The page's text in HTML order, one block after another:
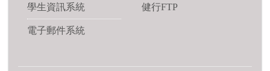
學生資訊系統
電子郵件系統
健行FTP